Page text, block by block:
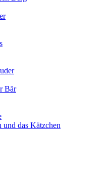
Bär
das Kätzchen